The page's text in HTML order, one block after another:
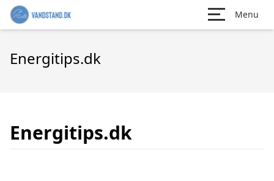
Menu
Energitips.dk
Energitips.dk